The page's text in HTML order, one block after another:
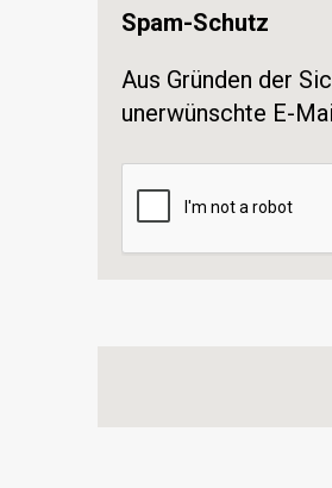
Spam-Schutz
Aus Gründen der
unerwünschte E-